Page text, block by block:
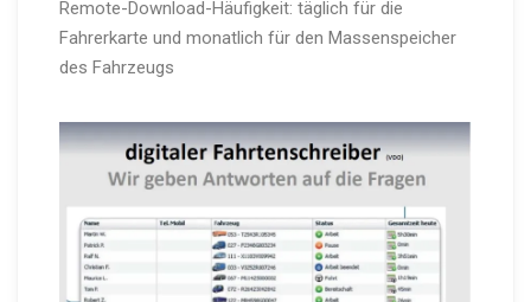
Remote-Download-Häufigkeit: täglich für die
Fahrerkarte und monatlich für den Massenspeicher
des Fahrzeugs